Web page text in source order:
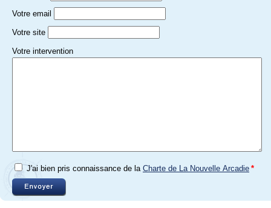
Votre email
Votre site
Votre intervention
J'ai bien pris connaissance de la Charte de La Nouvelle Arcadie *